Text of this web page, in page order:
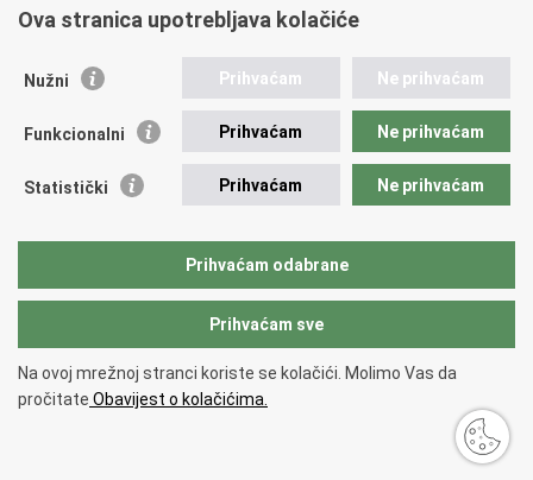
Važne poveznice
EMN Nacionalna kontaktna točka za Republiku Hrvatsku
Policijska akademija
Zaklada policijske solidarnosti
Udruge
Copyright © 2026 Ministarstvo unutarnjih poslova Republike Hrvatske.
Uvjeti korištenja.Izjava o pristupačnosti
Ova stranica upotrebljava kolačiće
Nužni Prihvaćam Ne prihvaćam
Funkcionalni Prihvaćam Ne prihvaćam
Statistički Prihvaćam Ne prihvaćam
Prihvaćam odabrane
Prihvaćam sve
Na ovoj mrežnoj stranci koriste se kolačići. Molimo Vas da
pročitate Obavijest o kolačićima.